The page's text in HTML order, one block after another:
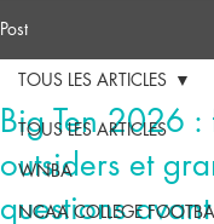
Post
TOUS LES ARTICLES
WNBA
NCAA COLLEGE
TOUS LES ARTICLES
Big Ten 2026 :
outsiders et
questions